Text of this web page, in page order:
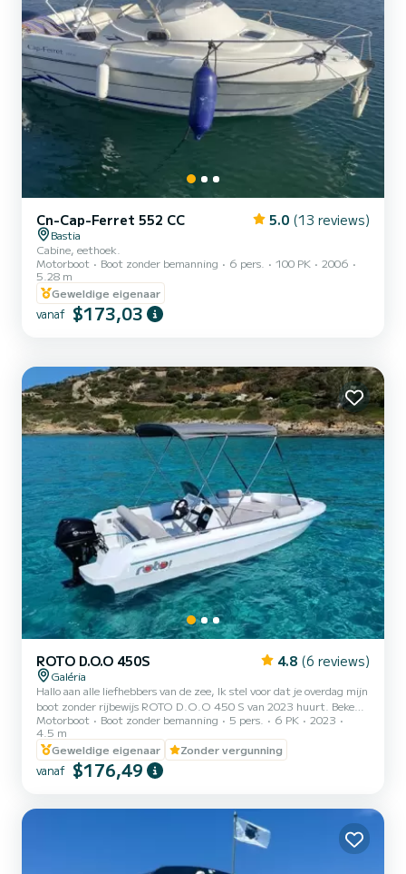
Cn-Cap-Ferret 552 CC 5.0 (13 reviews)
Bastia
Cabine, eethoek.
Motorboot
Boot zonder bemanning 6 pers. 100 PK
2006
5.28 m
Geweldige eigenaar
vanaf $173,03
ROTO D.O.O 450S 4.8 (6 reviews)
Galéria
Hallo aan alle liefhebbers van de zee, Ik stel voor dat je overdag mijn
boot zonder rijbewijs ROTO D.O.O 450 S van 2023 huurt. Bekend
om zijn robuustheid en comfort, is de lengte van de laatste 4,5
meter aangedreven door een 2023 TOHATSU 6CV Petrol-motor.
De ideale partner om het natuurreservaat Scandola te ontdekken,
dat op de werelderfgoedlijst van UNESCO staat. Begin aan een
onvergetelijk avontuur in Roto 450 S en verken de natuurlijke
Motorboot Boot zonder bemanning 5 pers. 6 PK
2023
4.5 m
Geweldige eigenaar
Zonder vergunning
vanaf $176,49